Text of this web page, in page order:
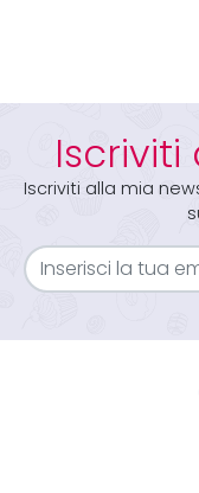
Iscriviti
Iscriviti alla mia